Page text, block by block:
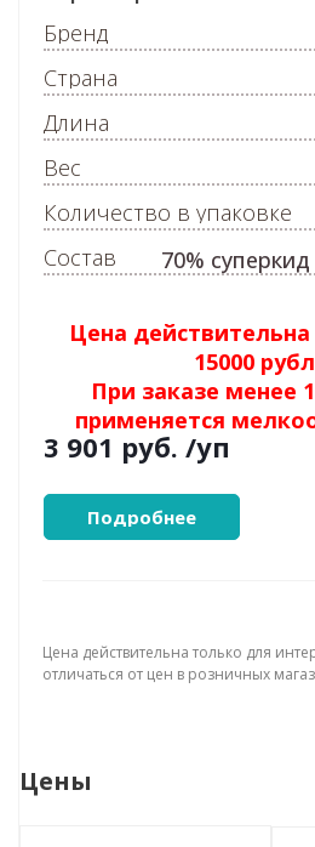
Цена действительна
15000
При заказе менее
применяется
3 901 руб. /уп
Подробнее
Бренд
Страна
Длина
Вес
Количество в упаковке
Состав
70%
Цена действительна только для
отличаться от цен в розничных
Цены